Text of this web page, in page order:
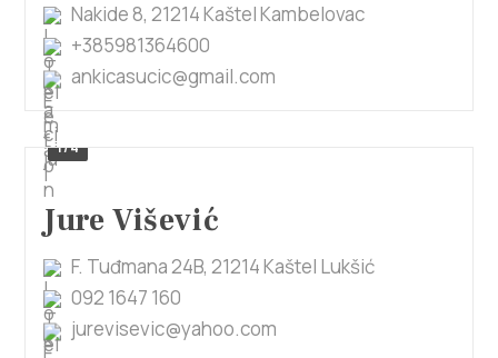
Nakide 8, 21214 Kaštel Kambelovac
+385981364600
ankicasucic@gmail.com
1/4
Jure Višević
F. Tuđmana 24B, 21214 Kaštel Lukšić
092 1647 160
jurevisevic@yahoo.com